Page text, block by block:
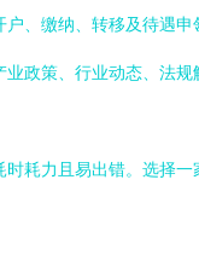
户、缴纳、转移及待遇
业政策、行业动态、法
耗力且易出错。选择